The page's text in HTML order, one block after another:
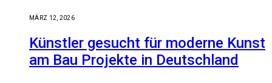
MÄRZ 12, 2026
Künstler gesucht für moderne Kunst
am Bau Projekte in Deutschland